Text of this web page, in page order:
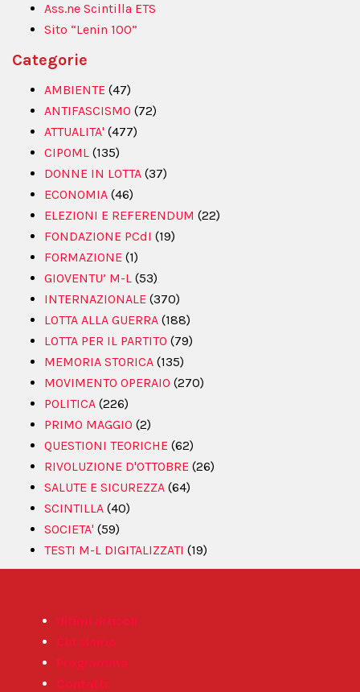
Ass.ne Scintilla ETS
Sito “Lenin 100”
Categorie
AMBIENTE (47)
ANTIFASCISMO (72)
ATTUALITA' (477)
CIPOML (135)
DONNE IN LOTTA (37)
ECONOMIA (46)
ELEZIONI E REFERENDUM (22)
FONDAZIONE PCdI (19)
FORMAZIONE (1)
GIOVENTU’ M-L (53)
INTERNAZIONALE (370)
LOTTA ALLA GUERRA (188)
LOTTA PER IL PARTITO (79)
MEMORIA STORICA (135)
MOVIMENTO OPERAIO (270)
POLITICA (226)
PRIMO MAGGIO (2)
QUESTIONI TEORICHE (62)
RIVOLUZIONE D'OTTOBRE (26)
SALUTE E SICUREZZA (64)
SCINTILLA (40)
SOCIETA' (59)
TESTI M-L DIGITALIZZATI (19)
Ultimi articoli
Chi siamo
Programma
Contatti